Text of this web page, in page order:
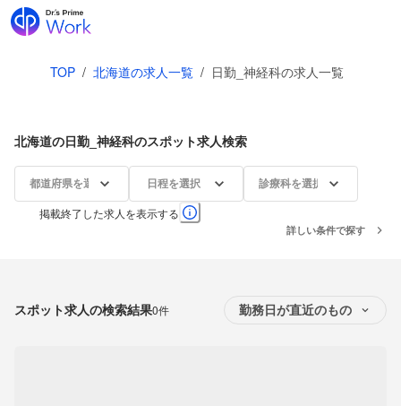
TOP / 北海道の求人一覧 / 日勤_神経科の求人一覧
北海道の日勤_神経科のスポット求人検索
都道府県を選択 日程を選択 診療科を選択
掲載終了した求人を表示する
詳しい条件で探す
スポット求人の検索結果0件 勤務日が直近のもの